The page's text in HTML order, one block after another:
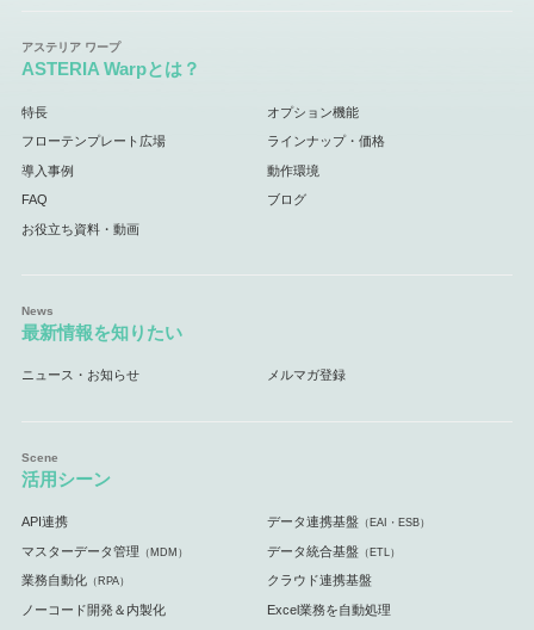
ASTERIA Warpとは？
特長 オプション機能
フローテンプレート広場 ラインナップ・価格
導入事例 動作環境
FAQ ブログ
お役立ち資料・動画
最新情報を知りたい
ニュース・お知らせ メルマガ登録
活用シーン
API連携 データ連携基盤 （EAI・ESB）
マスターデータ管理 （MDM） データ統合基盤 （ETL）
業務自動化（RPA） クラウド連携基盤
ノーコード開発＆内製化 Excel業務を自動処理